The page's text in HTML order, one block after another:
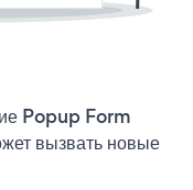
Popup Form
вызвать новые